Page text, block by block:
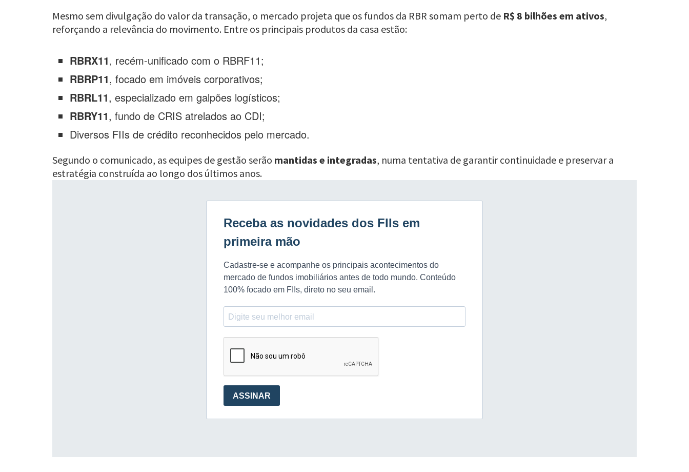
Mesmo sem divulgação do valor da transação, o mercado projeta que os fundos da RBR somam perto de R$ 8 bilhões em ativos,
reforçando a relevância do movimento. Entre os principais produtos da casa estão:
RBRX11, recém-unificado com o RBRF11;
RBRP11, focado em imóveis corporativos;
RBRL11, especializado em galpões logísticos;
RBRY11, fundo de CRIS atrelados ao CDI;
Diversos FIIs de crédito reconhecidos pelo mercado.
Segundo o comunicado, as equipes de gestão serão mantidas e integradas, numa tentativa de garantir continuidade e preservar a
estratégia construída ao longo dos últimos anos.